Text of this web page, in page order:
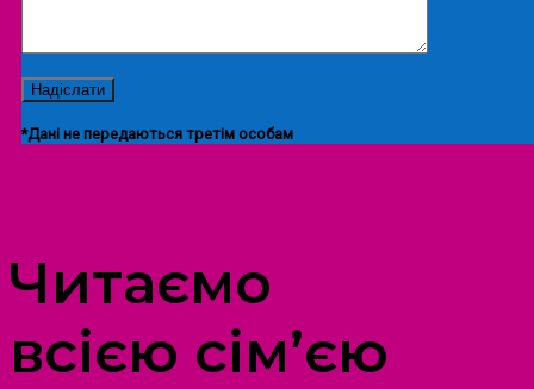
*Дані не передаються третім особам
Читаємо
всією сім’єю